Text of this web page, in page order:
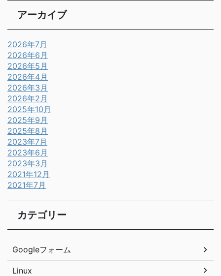
アーカイブ
2026年7月
2026年6月
2026年5月
2026年4月
2026年3月
2026年2月
2025年10月
2025年9月
2025年8月
2023年7月
2023年6月
2023年3月
2021年12月
2021年7月
カテゴリー
Googleフォーム
Linux